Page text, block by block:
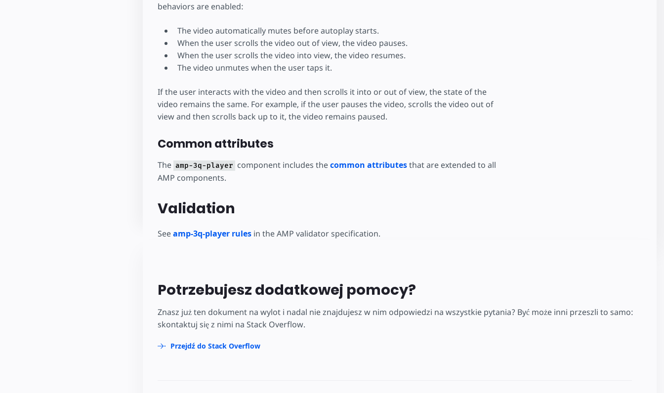
behaviors are enabled:
The video automatically mutes before autoplay starts.
When the user scrolls the video out of view, the video pauses.
When the user scrolls the video into view, the video resumes.
The video unmutes when the user taps it.
If the user interacts with the video and then scrolls it into or out of view, the state of the
video remains the same. For example, if the user pauses the video, scrolls the video out of
view and then scrolls back up to it, the video remains paused.
Common attributes
The amp-3q-player component includes thecommon attributesthat are extended to all
AMP components.
Validation
Seeamp-3q-player rulesin the AMP validator specification.
Potrzebujesz dodatkowej pomocy?
Znasz już ten dokument na wylot i nadal nie znajdujesz w nim odpowiedzi na wszystkie pytania? Być może inni przeszli to samo:
skontaktuj się z nimi na Stack Overflow.
Przejdź do Stack Overflow